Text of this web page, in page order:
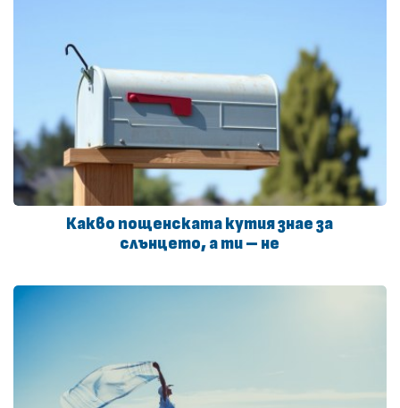
Какво пощенската кутия знае за
слънцето, а ти – не